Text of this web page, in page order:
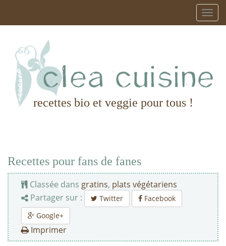
recettes bio et veggie pour tous !
Recettes pour fans de fanes
Classée dans gratins, plats végétariens
Partager sur :
Twitter
Facebook
Google+
Imprimer